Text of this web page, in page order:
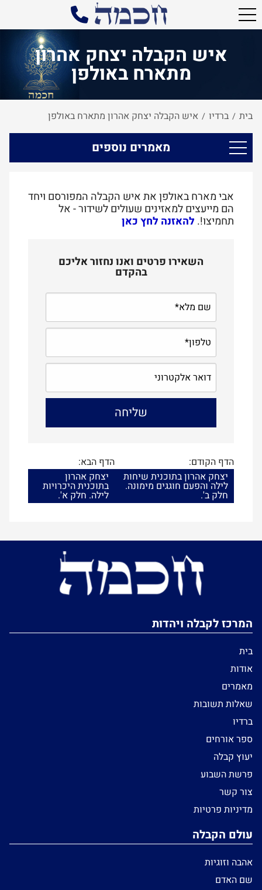
איש הקבלה יצחק אהרון
מתארח באולפן
בית / ברדיו / איש הקבלה יצחק אהרון מתארח באולפן
מאמרים נוספים
אבי מארח באולפן את איש הקבלה המפורסם ויחד
הם מייעצים למאזינים שעולים לשידור - אל
תחמיצו!. להאזנה לחץ כאן
השאירו פרטים ואנו נחזור אליכם
בהקדם
הדף הקודם:
יצחק אהרון בתוכנית שיחות
לילה והפעם חוגגים מימונה.
חלק ב'.
הדף הבא:
יצחק אהרון
בתוכנית היכרויות
לילה. חלק א'.
המרכז לקבלה ויהדות
בית
אודות
מאמרים
שאלות תשובות
ברדיו
ספר אורחים
יעוץ קבלה
פרשת השבוע
צור קשר
מדיניות פרטיות
עולם הקבלה
אהבה וזוגיות
שם האדם